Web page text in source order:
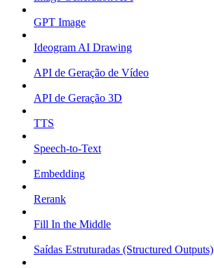
GPT Image
Ideogram AI Drawing
API de Geração de Vídeo
API de Geração 3D
TTS
Speech-to-Text
Embedding
Rerank
Fill In the Middle
Saídas Estruturadas (Structured Outputs)